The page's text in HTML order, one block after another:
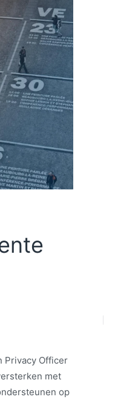
Privacy Officer
met
op